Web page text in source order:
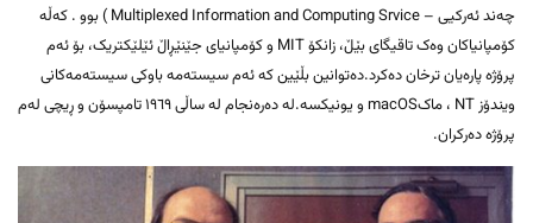
چەند ئەرکیی – Multiplexed Information and Computing Srvice ) بوو . کەڵە
کۆمپانیاکان وەک تاقیگای بێڵ، زانکۆ MIT و کۆمپانیای جێنێڕاڵ ئێلێکتریک، بۆ ئەم
پرۆژە پارەیان ترخان دەکرد.دەتوانین بڵێین کە ئەم سیستەمە باوکی سیستەمەکانی
ویندۆز NT ، ماکmacOS و یونیکسە.لە دەرەنجام لە ساڵی ١٩٦٩ تامپسۆن و ڕیچی لەم
پرۆژە دەرکران.